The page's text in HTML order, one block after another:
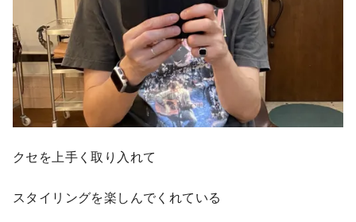
クセを上手く取り入れて
スタイリングを楽しんでくれている